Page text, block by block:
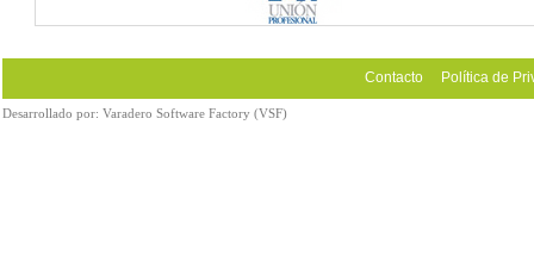
Contacto Política de
Desarrollado por: Varadero Software Factory (VSF)